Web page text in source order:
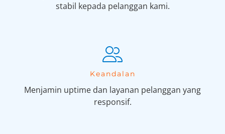
stabil kepada pelanggan kami.
Keandalan
Menjamin uptime dan layanan pelanggan yang
responsif.